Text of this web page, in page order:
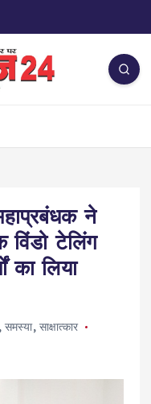
ने
टेलिंग
का लिया
समस्या, साक्षात्कार